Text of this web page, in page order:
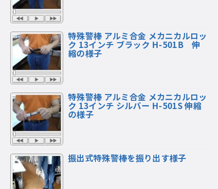
特殊警棒 アルミ合金 メカニカルロッ
ク 13インチ ブラック H-501B 伸
縮の様子
特殊警棒 アルミ合金 メカニカルロッ
ク 13インチ シルバー H-501S 伸縮
の様子
振出式特殊警棒を振り出す様子